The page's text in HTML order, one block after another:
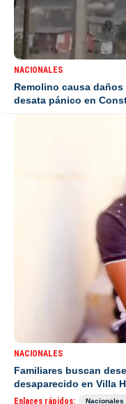
NACIONALES
Remolino causa
desata pánico en
NACIONALES
Familiares buscan
desaparecido en Villa
Enlaces rápidos: Nacionales